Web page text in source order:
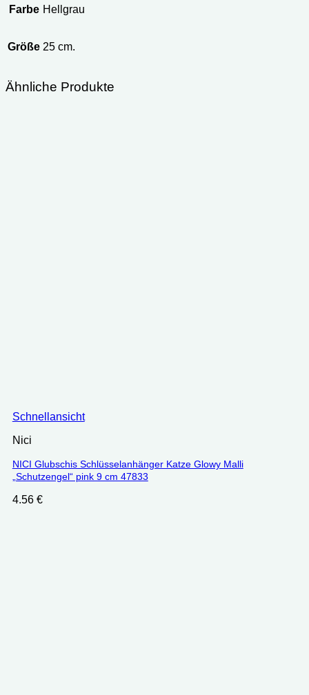
Farbe Hellgrau
Größe 25 cm.
Ähnliche Produkte
Schnellansicht
Nici
NICI Glubschis Schlüsselanhänger Katze Glowy Malli
„Schutzengel“ pink 9 cm 47833
4.56 €